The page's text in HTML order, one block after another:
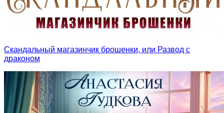
Скандальный магазинчик брошенки, или Развод с
драконом